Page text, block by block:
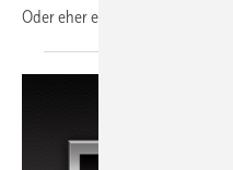
Oder eher ein